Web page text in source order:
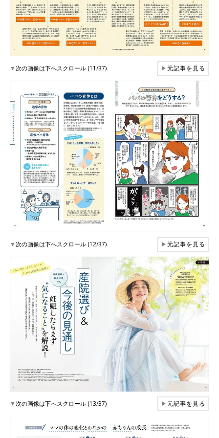
▼次の画像は下へスクロール (11/37) ▶元記事を見る
▼次の画像は下へスクロール (12/37) ▶元記事を見る
▼次の画像は下へスクロール (13/37) ▶元記事を見る